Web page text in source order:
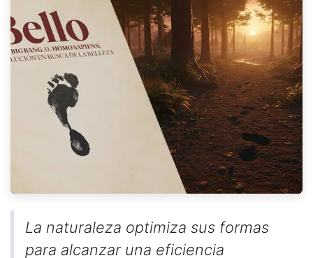
La naturaleza optimiza sus formas
para alcanzar una eficiencia